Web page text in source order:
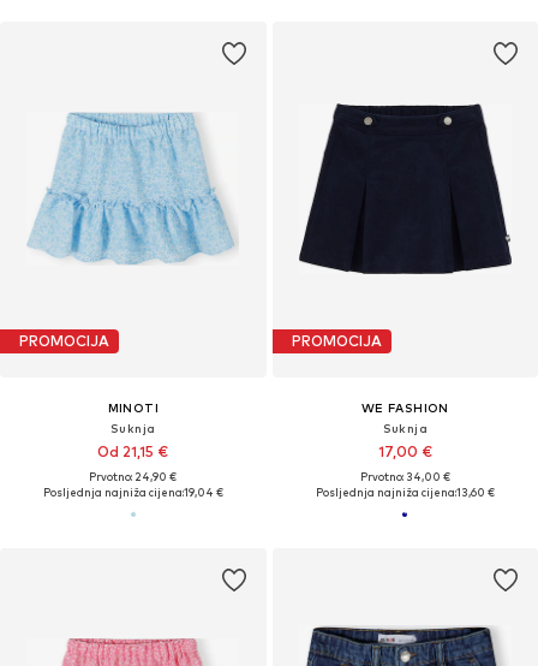
PROMOCIJA
MINOTI
Suknja
Od 21,15 €
Prvotno: 24,90 €
Posljednja najniža cijena:19,04 €
PROMOCIJA
WE FASHION
Suknja
17,00 €
Prvotno: 34,00 €
Posljednja najniža cijena:13,60 €